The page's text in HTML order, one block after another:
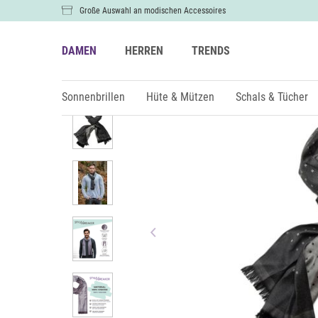
Große Auswahl an modischen Accessoires
DAMEN HERREN TRENDS
Sonnenbrillen Hüte & Mützen Schals & Tücher